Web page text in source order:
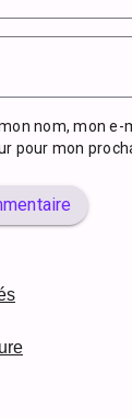
nom, mon e-
pour mon